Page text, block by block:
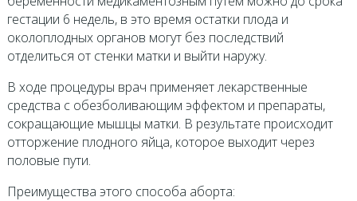
гестации 6 недель, в это время остатки плода и
околоплодных органов могут без последствий
отделиться от стенки матки и выйти наружу.
В ходе процедуры врач применяет лекарственные
средства с обезболивающим эффектом и препараты,
сокращающие мышцы матки. В результате происходит
отторжение плодного яйца, которое выходит через
половые пути.
Преимущества этого способа аборта: